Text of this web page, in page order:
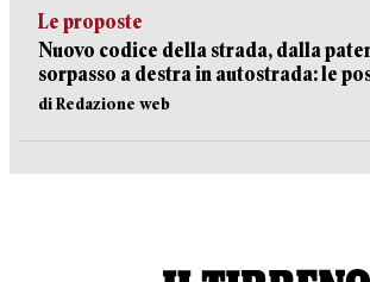
Le proposte
Nuovo codice della strada, dalla
sorpasso a destra in autostrada: le
di Redazione web